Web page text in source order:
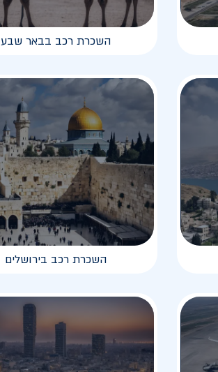
השכרת רכב בבאר שבע
השכרת רכב בירושלים